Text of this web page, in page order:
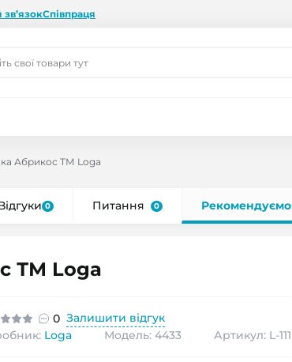
Співпраця
Абрикос ТМ Loga
0 Питання 0 Рекомендуємо
ТМ Loga
0 Залишити відгук
Loga Модель: 4433 Артикул: L-111